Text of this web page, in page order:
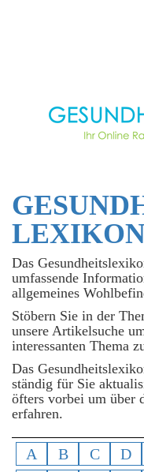
Das
umfassende
allgemeines
Stöbern Sie in der
unsere Artikelsuche
interessanten Thema
Das
ständig für Sie
öfters vorbei um über
erfahren.
A B C D